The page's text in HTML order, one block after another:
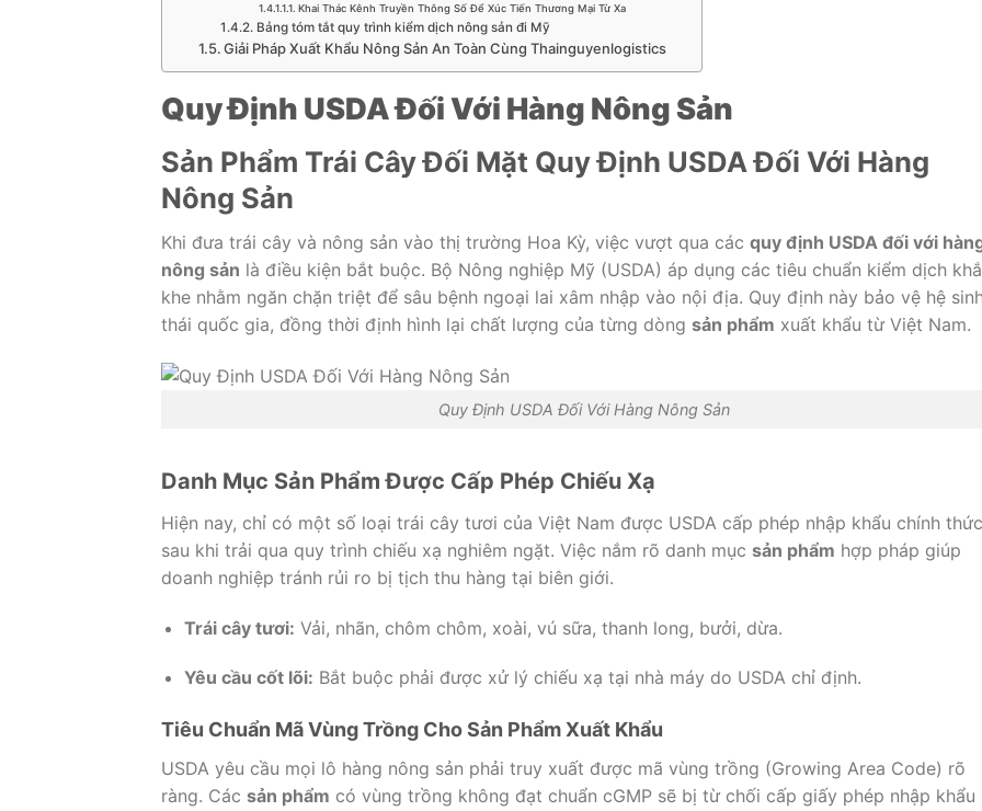
Khai Thác Kênh Truyền Thông Số Để Xúc Tiến Thương Mại Từ Xa
Bảng tóm tắt quy trình kiểm dịch nông sản đi Mỹ
Giải Pháp Xuất Khẩu Nông Sản An Toàn Cùng Thainguyenlogistics
Quy Định USDA Đối Với Hàng Nông Sản
Sản Phẩm Trái Cây Đối Mặt Quy Định USDA Đối Với Hàng
Nông Sản
Khi đưa trái cây và nông sản vào thị trường Hoa Kỳ, việc vượt qua các quy định USDA đối với
nông sản là điều kiện bắt buộc. Bộ Nông nghiệp Mỹ (USDA) áp dụng các tiêu chuẩn kiểm dịch
khe nhằm ngăn chặn triệt để sâu bệnh ngoại lai xâm nhập vào nội địa. Quy định này bảo vệ hệ
thái quốc gia, đồng thời định hình lại chất lượng của từng dòng sản phẩm xuất khẩu từ Việt Nam.
Quy Định USDA Đối Với Hàng Nông Sản
Danh Mục Sản Phẩm Được Cấp Phép Chiếu Xạ
Hiện nay, chỉ có một số loại trái cây tươi của Việt Nam được USDA cấp phép nhập khẩu chính thức
sau khi trải qua quy trình chiếu xạ nghiêm ngặt. Việc nắm rõ danh mục sản phẩm hợp pháp giúp
doanh nghiệp tránh rủi ro bị tịch thu hàng tại biên giới.
Trái cây tươi: Vải, nhãn, chôm chôm, xoài, vú sữa, thanh long, bưởi, dừa.
Yêu cầu cốt lõi: Bắt buộc phải được xử lý chiếu xạ tại nhà máy do USDA chỉ định.
Tiêu Chuẩn Mã Vùng Trồng Cho Sản Phẩm Xuất Khẩu
USDA yêu cầu mọi lô hàng nông sản phải truy xuất được mã vùng trồng (Growing Area Code) rõ
ràng. Các sản phẩm có vùng trồng không đạt chuẩn cGMP sẽ bị từ chối cấp giấy phép nhập khẩu